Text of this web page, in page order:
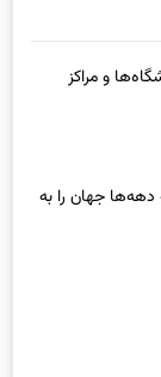
و مراکز
جهان را به